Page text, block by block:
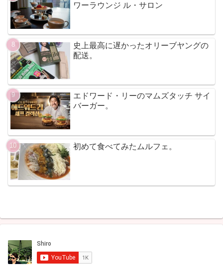
ワーラウンジ ル・サロン
史上最高に遅かったオリーブヤングの
配送。
エドワード・リーのマムズタッチ サイ
バーガー。
初めて食べてみたムルフェ。